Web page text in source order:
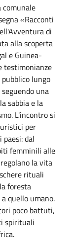
comunale
«Racconti
di
alla scoperta
e Guinea-
testimonianze
lungo
una
sabbia e la
L'incontro si
per
dal
femminili alle
la vita
rituali
foresta
quello umano.
poco battuti,
spirituali